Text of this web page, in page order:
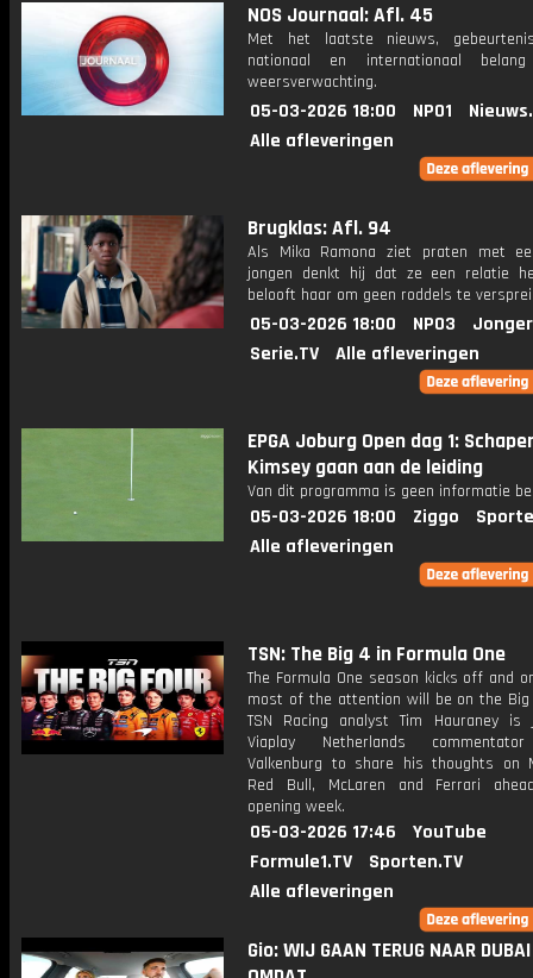
NOS Journaal: Afl. 45
Met het laatste nieuws,
nationaal en internationaal
weersverwachting.
05-03-2026 18:00 NPO1
Alle afleveringen
Brugklas: Afl. 94
Als Mika Ramona ziet praten met
jongen denkt hij dat ze een relatie
belooft haar om geen roddels te
05-03-2026 18:00 NPO3
Serie.TV
Alle afleveringen
EPGA Joburg Open dag 1:
Kimsey gaan aan de leiding
Van dit programma is geen informatie
05-03-2026 18:00 Ziggo
Alle afleveringen
TSN: The Big 4 in Formula One
The Formula One season kicks off and
most of the attention will be on the
TSN Racing analyst Tim Hauraney is
Viaplay Netherlands
Valkenburg to share his thoughts on
Red Bull, McLaren and Ferrari
opening week.
05-03-2026 17:46
YouTube
Formule1.TV
Sporten.TV
Alle afleveringen
Gio: WIJ GAAN TERUG NAAR DUBAI